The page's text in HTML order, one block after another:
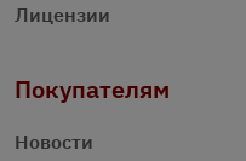
Лицензии
Покупателям
Новости